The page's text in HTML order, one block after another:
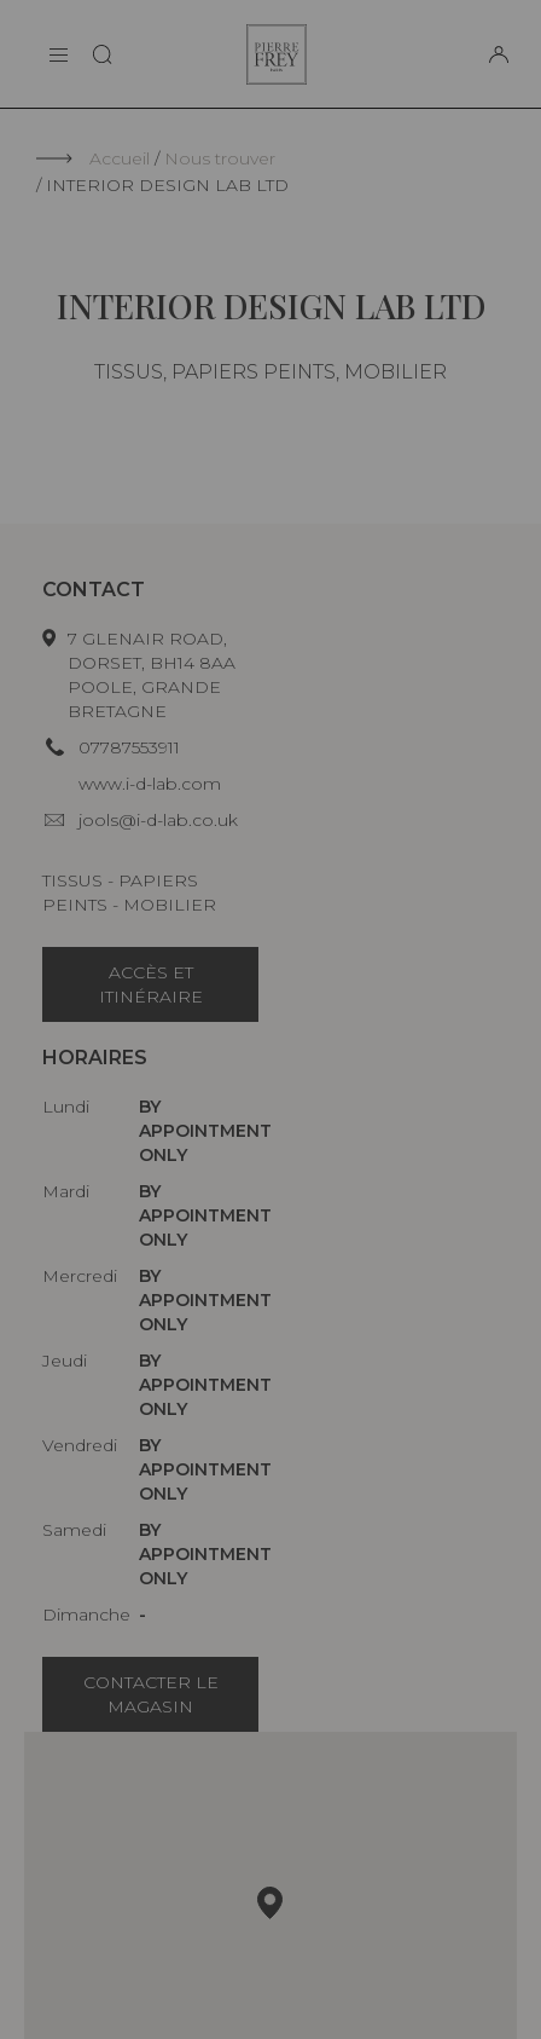
LA MAISON
Frey
Accueil
Nous trouver
INTERIOR DESIGN LAB LTD
INTERIOR DESIGN LAB LTD
TISSUS, PAPIERS PEINTS, MOBILIER
CONTACT
7 GLENAIR ROAD,
DORSET, BH14 8AA
POOLE, GRANDE
BRETAGNE
07787553911
www.i-d-lab.com
jools@i-d-lab.co.uk
TISSUS - PAPIERS
PEINTS - MOBILIER
ACCÈS ET
ITINÉRAIRE
HORAIRES
Lundi
BY
APPOINTMENT
ONLY
Mardi
BY
APPOINTMENT
ONLY
Mercredi
BY
APPOINTMENT
ONLY
Jeudi
BY
APPOINTMENT
ONLY
Vendredi
BY
APPOINTMENT
ONLY
Samedi
BY
APPOINTMENT
ONLY
Dimanche -
CONTACTER LE
MAGASIN